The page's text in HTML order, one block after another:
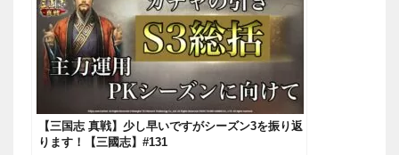
【三国志 真戦】少し早いですがシーズン3を振り返
ります！【三國志】#131